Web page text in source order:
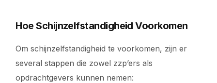
Hoe Schijnzelfstandigheid Voorkomen
Om schijnzelfstandigheid te voorkomen, zijn er
several stappen die zowel zzp’ers als
opdrachtgevers kunnen nemen: